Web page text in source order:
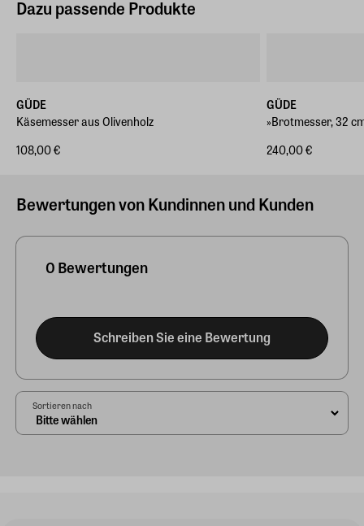
Dazu passende Produkte
GÜDE
Käsemesser aus Olivenholz
108,00 €
GÜDE
»Brotmesser, 32
240,00 €
Bewertungen von Kundinnen und Kunden
0 Bewertungen
Schreiben Sie eine Bewertung
Sortieren nach